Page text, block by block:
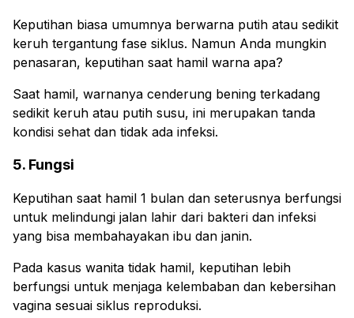
Keputihan biasa umumnya berwarna putih atau sedikit
keruh tergantung fase siklus. Namun Anda mungkin
penasaran, keputihan saat hamil warna apa?
Saat hamil, warnanya cenderung bening terkadang
sedikit keruh atau putih susu, ini merupakan tanda
kondisi sehat dan tidak ada infeksi.
5. Fungsi
Keputihan saat hamil 1 bulan dan seterusnya berfungsi
untuk melindungi jalan lahir dari bakteri dan infeksi
yang bisa membahayakan ibu dan janin.
Pada kasus wanita tidak hamil, keputihan lebih
berfungsi untuk menjaga kelembaban dan kebersihan
vagina sesuai siklus reproduksi.